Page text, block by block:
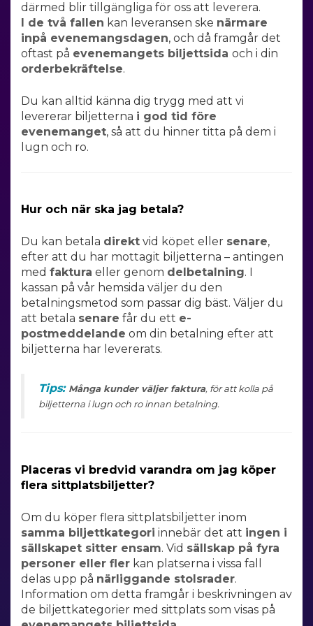
därmed blir tillgängliga för oss att leverera.
I de två fallen kan leveransen ske närmare
inpå evenemangsdagen, och då framgår det
oftast på evenemangets biljettsida och i din
orderbekräftelse.
Du kan alltid känna dig trygg med att vi
levererar biljetterna i god tid före
evenemanget, så att du hinner titta på dem i
lugn och ro.
Hur och när ska jag betala?
Du kan betala direkt vid köpet eller senare,
efter att du har mottagit biljetterna – antingen
med faktura eller genom delbetalning. I
kassan på vår hemsida väljer du den
betalningsmetod som passar dig bäst. Väljer du
att betala senare får du ett e-
postmeddelande om din betalning efter att
biljetterna har levererats.
Tips: Många kunder väljer faktura, för attkolla på
biljetterna ilugn och roinnan betalning.
Placeras vi bredvid varandra om jag köper
flera sittplatsbiljetter?
Om du köper flera sittplatsbiljetter inom
samma biljettkategori innebär det att ingen i
sällskapet sitter ensam. Vid sällskap på fyra
personer eller fler kan platserna i vissa fall
delas upp på närliggande stolsrader.
Information om detta framgår i beskrivningen av
de biljettkategorier med sittplats som visas på